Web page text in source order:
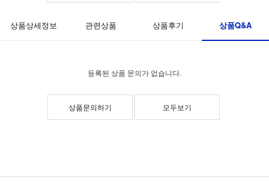
상품상세정보 관련상품 상품후기 상품Q&A
등록된 상품 문의가 없습니다.
상품문의하기 모두보기